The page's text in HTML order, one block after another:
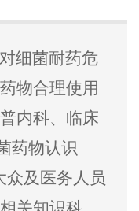
细菌耐药危
物合理使用
内科、临床
药物认识
众及医务人员